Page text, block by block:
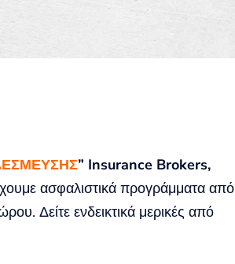
” Insurance Brokers,
ασφαλιστικά προγράμματα από
Δείτε ενδεικτικά μερικές από